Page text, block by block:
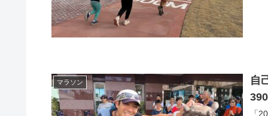
マラソン
自
「